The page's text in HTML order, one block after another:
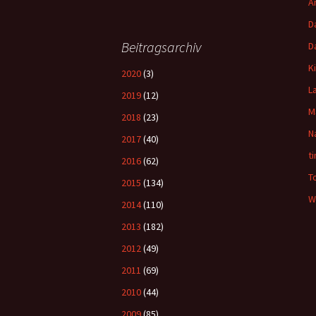
Beitragsarchiv
2020(3)
2019(12)
2018 (23)
2017(40)
2016(62)
2015 (134)
2014(110)
2013 (182)
2012(49)
2011 (69)
2010(44)